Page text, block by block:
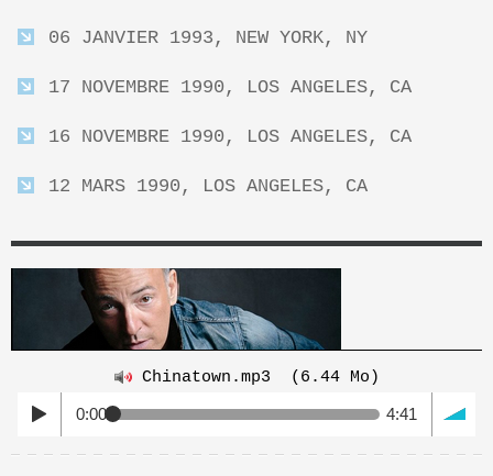
06 JANVIER 1993, NEW YORK, NY
17 NOVEMBRE 1990, LOS ANGELES, CA
16 NOVEMBRE 1990, LOS ANGELES, CA
12 MARS 1990, LOS ANGELES, CA
Chinatown.mp3
(6.44 Mo)
0:00
4:41